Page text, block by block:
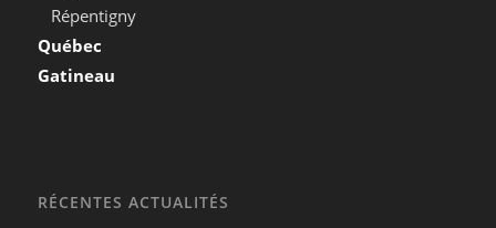
Répentigny
Québec
Gatineau
RÉCENTES ACTUALITÉS